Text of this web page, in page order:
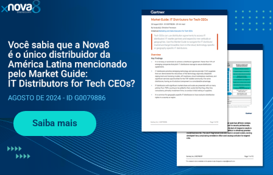
Al. Rio Negro, 585 - Torre Jaçarí - 13º andar Conjunto 134 -
Alphaville, Barueri - SP, 06454-000
+55 (11) 3375 0133
contato@nova8.com.br
Fale com a Nova8 pelo WhatsApp
Saiba mais